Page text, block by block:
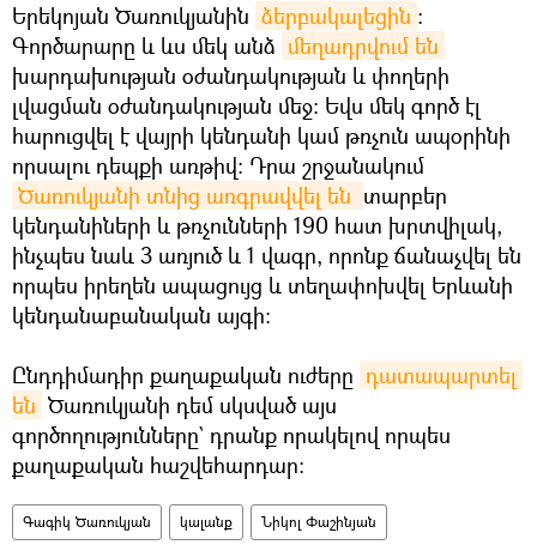
Երեկոյան Ծառուկյանին ձերբակալեցին ։
Գործարարը և ևս մեկ անձ մեղադրվում են
խարդախության օժանդակության և փողերի
լվացման օժանդակության մեջ։ Եվս մեկ գործ էլ
հարուցվել է վայրի կենդանի կամ թռչուն ապօրինի
որսալու դեպքի առթիվ: Դրա շրջանակում
Ծառուկյանի տնից առգրավվել են տարբեր
կենդանիների և թռչունների 190 հատ խրտվիլակ,
ինչպես նաև 3 առյուծ և 1 վագր, որոնք ճանաչվել են
որպես իրեղեն ապացույց և տեղափոխվել Երևանի
կենդանաբանական այգի:
Ընդդիմադիր քաղաքական ուժերը դատապարտել
են Ծառուկյանի դեմ սկսված այս
գործողությունները` դրանք որակելով որպես
քաղաքական հաշվեհարդար։
Գագիկ Ծառուկյան կալանք Նիկոլ Փաշինյան